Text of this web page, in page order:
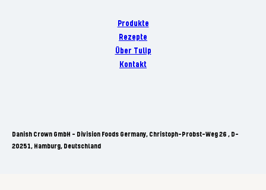
Produkte
Rezepte
Über Tulip
Kontakt
Danish Crown GmbH - Division Foods Germany, Christoph-Probst-Weg 26 , D-
20251, Hamburg, Deutschland